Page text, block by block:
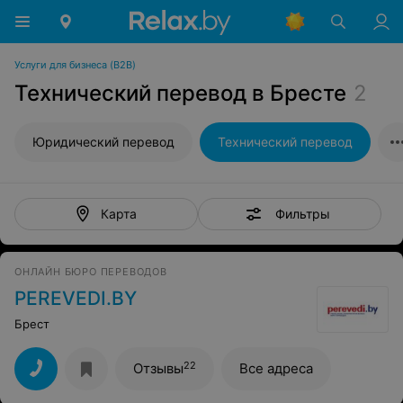
Услуги для бизнеса (B2B)
Технический перевод в Бресте 2
Юридический перевод Технический перевод
Карта Фильтры
ОНЛАЙН БЮРО ПЕРЕВОДОВ
PEREVEDI.BY
Брест
Отзывы22 Все адреса